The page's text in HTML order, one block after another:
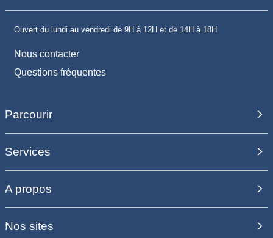
Ouvert du lundi au vendredi de 9H à 12H et de 14H à 18H
Nous contacter
Questions fréquentes
Parcourir
Services
A propos
Nos sites